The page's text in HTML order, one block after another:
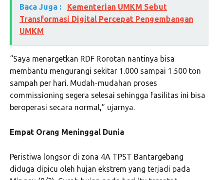
Baca Juga :
Kementerian UMKM Sebut
Transformasi Digital Percepat Pengembangan
UMKM
“Saya menargetkan RDF Rorotan nantinya bisa
membantu mengurangi sekitar 1.000 sampai 1.500 ton
sampah per hari. Mudah-mudahan proses
commissioning segera selesai sehingga fasilitas ini bisa
beroperasi secara normal,” ujarnya.
Empat Orang Meninggal Dunia
Peristiwa longsor di zona 4A TPST Bantargebang
diduga dipicu oleh hujan ekstrem yang terjadi pada